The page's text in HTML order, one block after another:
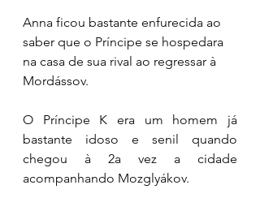
Anna ficou bastante enfurecida ao
saber que o Príncipe se hospedara
na casa de sua rival ao regressar à
Mordássov.
O Príncipe K era um homem já
bastante idoso e senil quando
chegou à 2a vez a cidade
acompanhando Mozglyákov.